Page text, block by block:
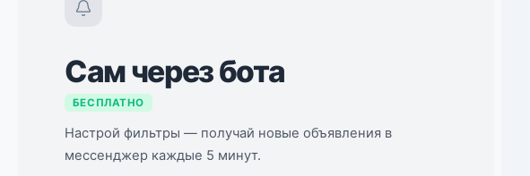
Сам через бота
БЕСПЛАТНО
Настрой фильтры — получай новые объявления в
мессенджер каждые 5 минут.